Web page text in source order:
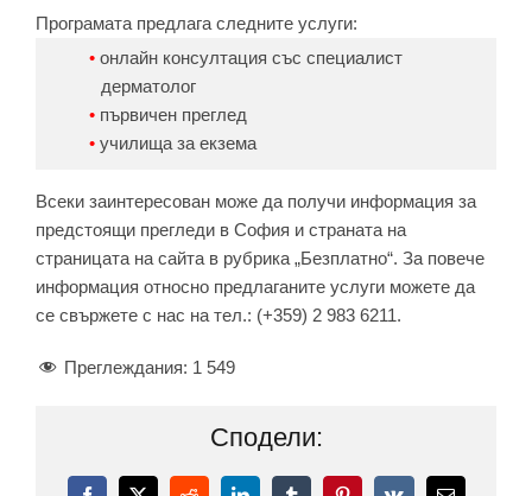
Програмата предлага следните услуги:
онлайн консултация със специалист
дерматолог
първичен преглед
училища за екзема
Всеки заинтересован може да получи информация за
предстоящи прегледи в София и страната на
страницата на сайта в рубрика „Безплатно“. За повече
информация относно предлаганите услуги можете да
се свържете с нас на тел.: (+359) 2 983 6211.
Преглеждания: 1 549
Сподели: